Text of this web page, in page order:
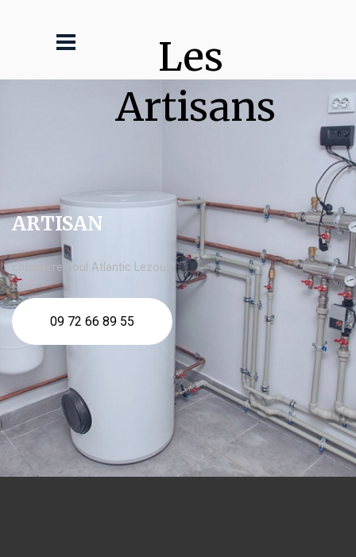
Les
Artisans
ARTISAN
chaudière fioul Atlantic Lezoux
09 72 66 89 55